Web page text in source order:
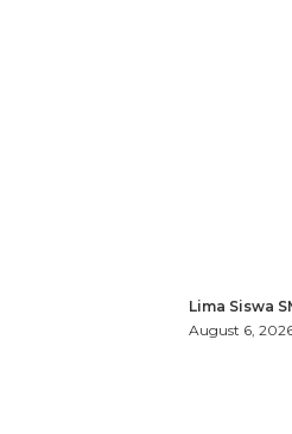
August 6, 2026